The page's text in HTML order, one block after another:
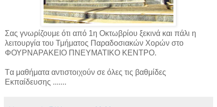
Σας γνωρίζουμε ότι από 1η Οκτωβρίου ξεκινά και πάλι η
λειτουργία του Τμήματος Παραδοσιακών Χορών στο
ΦΟΥΡΝΑΡΑΚΕΙΟ ΠΝΕΥΜΑΤΙΚΟ ΚΕΝΤΡΟ.
Tα μαθήματα αντιστοιχούν σε όλες τις βαθμίδες
Εκπαίδευσης .......